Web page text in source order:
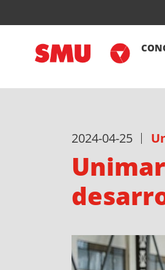
2024-04-25